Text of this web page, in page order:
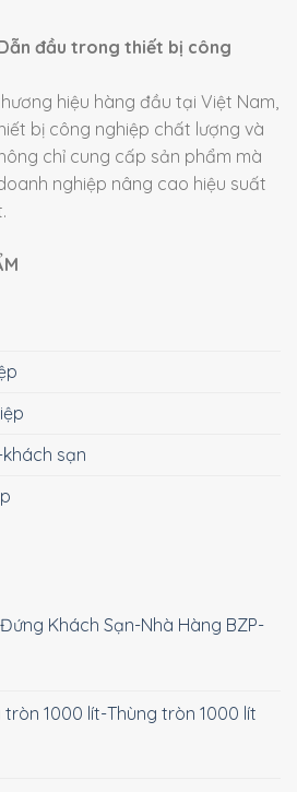
đầu trong thiết bị công
hiệu hàng đầu tại Việt Nam,
bị công nghiệp chất lượng và
chỉ cung cấp sản phẩm mà
nghiệp nâng cao hiệu suất
sạn
Khách Sạn-Nhà Hàng BZP-
tròn 1000 lít-Thùng tròn 1000 lít